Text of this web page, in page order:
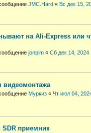
JMC.Hard « Вс дек 15,
на Ali-Express или
jonpim « Сб дек 14, 2024
видеомонтажа
Муркиз « Чт июл 04,
SDR приемник